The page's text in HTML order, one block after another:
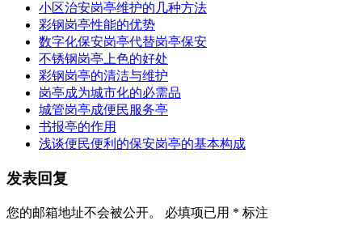
小区治安岗亭维护的几种方法
彩钢岗亭性能的优势
数字化保安岗亭代替岗亭保安
不锈钢岗亭上色的好处
彩钢岗亭的清洁与维护
岗亭成为城市化的必需品
城管岗亭成便民服务亭
书报亭的作用
浅谈便民便利的保安岗亭的基本构成
发表回复
您的邮箱地址不会被公开。 必填项已用 * 标注